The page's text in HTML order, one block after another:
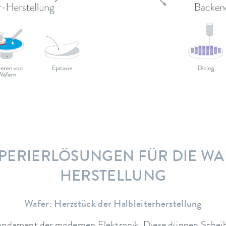
FÜR DIE
HERSTELLUNG
Wafer: Herzstück der Halbleiterherstellung